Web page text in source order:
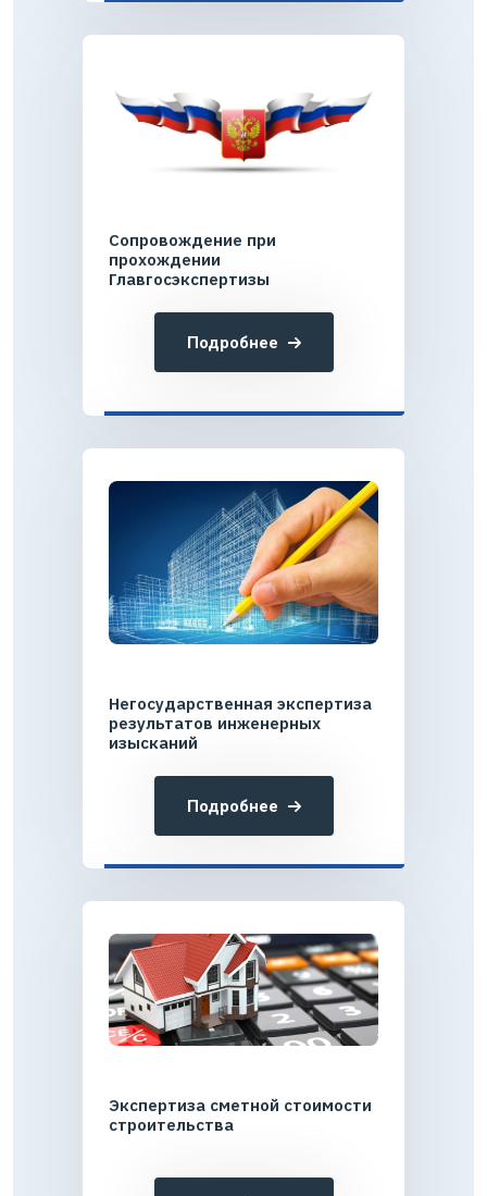
Сопровождение при
прохождении
Главгосэкспертизы
Подробнее
Негосударственная экспертиза
результатов инженерных
изысканий
Подробнее
Экспертиза сметной стоимости
строительства